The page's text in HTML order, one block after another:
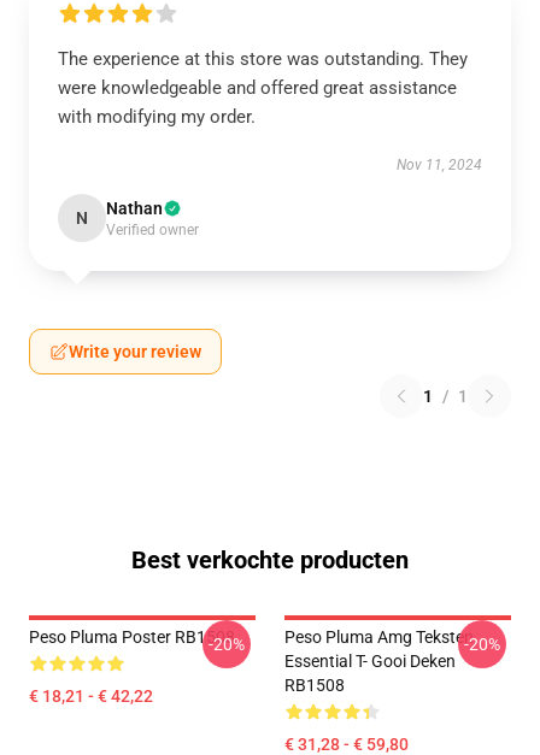
The experience at this store was outstanding. They
were knowledgeable and offered great assistance
with modifying my order.
Nov 11, 2024
N Nathan
Verified owner
Write your review
1 / 1
Best verkochte producten
Peso Pluma Poster RB1508
€ 18,21 - € 42,22
-20%
Peso Pluma Amg Teksten
Essential T- Gooi Deken
RB1508
€ 31,28 - € 59,80
-20%